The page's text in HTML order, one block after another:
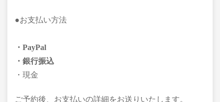
●お支払い方法
・PayPal
・銀行振込
・現金
ご予約後、お支払いの詳細をお送りいたします。